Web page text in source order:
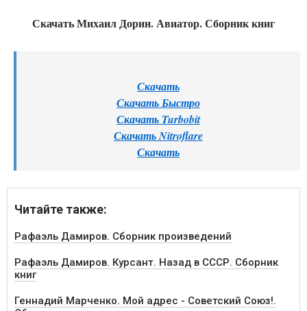
Скачать Михаил Дорин. Авиатор. Сборник книг
Скачать
Скачать Быстро
Скачать Turbobit
Скачать Nitroflare
Скачать
Читайте также:
Рафаэль Дамиров. Сборник произведений
Рафаэль Дамиров. Курсант. Назад в СССР. Сборник
книг
Геннадий Марченко. Мой адрес - Советский Союз!.